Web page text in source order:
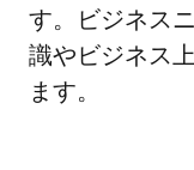
す。ビジネス
識やビジネス
ます。